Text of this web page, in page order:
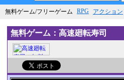
無料ゲーム/フリーゲーム RPG アクション
無料ゲーム：高速廻転寿司